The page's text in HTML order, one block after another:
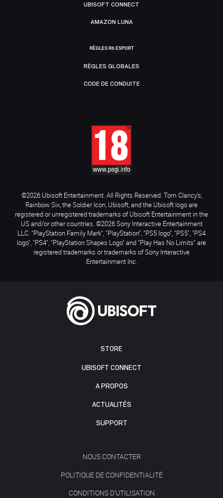
STORE
UBISOFT CONNECT
A PROPOS
ACTUALITÉS
SUPPORT
NOUS CONTACTER
POLITIQUE DE CONFIDENTIALITÉ
CONDITIONS D'UTILISATION
UBISOFT CONNECT
AMAZON LUNA
RÈGLES R6 ESPORT
RÈGLES GLOBALES
CODE DE CONDUITE
©2026 Ubisoft Entertainment. All Rights Reserved. Tom Clancy’s,
Rainbow Six, the Soldier Icon, Ubisoft, and the Ubisoft logo are
registered or unregistered trademarks of Ubisoft Entertainment in the
US and/or other countries. ©2026 Sony Interactive Entertainment
LLC. "PlayStation Family Mark", "PlayStation", "PS5 logo", "PS5", "PS4
logo", "PS4", "PlayStation Shapes Logo" and "Play Has No Limits" are
registered trademarks or trademarks of Sony Interactive
Entertainment Inc.